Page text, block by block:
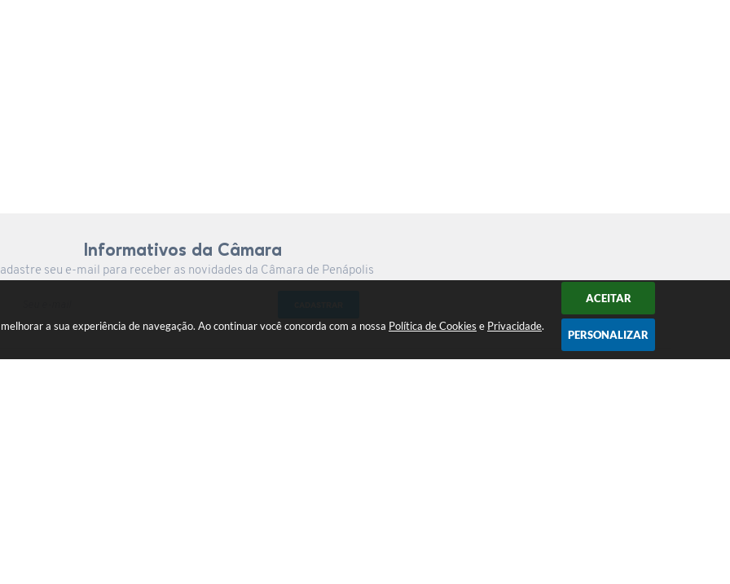
a sua experiência de navegação. Ao continuar você concorda com a nossa Política de Cookies e Privacidade.
ACEITAR
PERSONALIZAR
Informativos da Câmara
seu e-mail para receber as novidades da Câmara de Penápolis